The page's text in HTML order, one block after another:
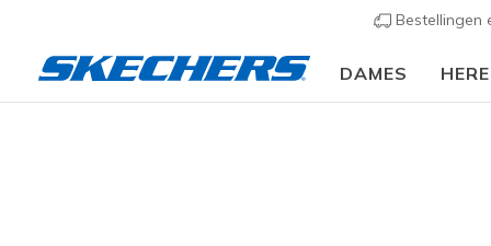
Bestellingen
DAMES